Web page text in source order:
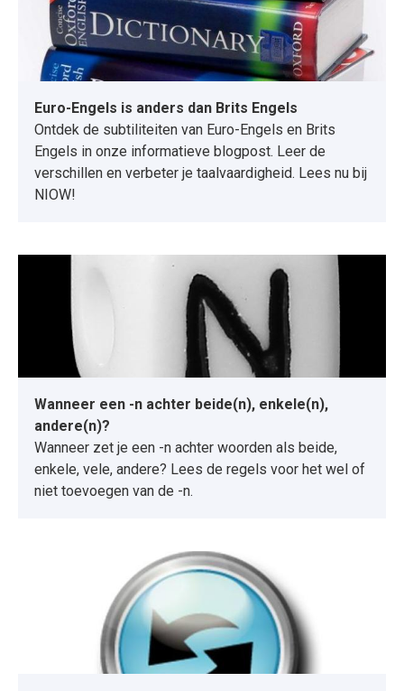
Euro-Engels is anders dan Brits Engels
Ontdek de subtiliteiten van Euro-Engels en Brits
Engels in onze informatieve blogpost. Leer de
verschillen en verbeter je taalvaardigheid. Lees nu bij
NIOW!
Wanneer een -n achter beide(n), enkele(n),
andere(n)?
Wanneer zet je een -n achter woorden als beide,
enkele, vele, andere? Lees de regels voor het wel of
niet toevoegen van de -n.